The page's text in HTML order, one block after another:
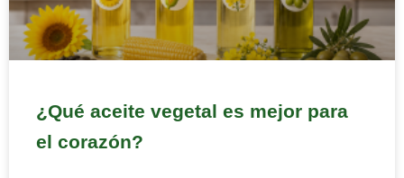
¿Qué aceite vegetal es mejor para
el corazón?